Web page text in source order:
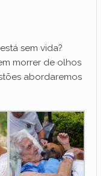
sem vida?
morrer de olhos
abordaremos